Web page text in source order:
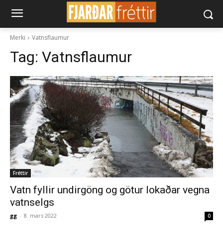
Merki Vatnsflaumur
Tag: Vatnsflaumur
Fréttir
Vatn fyllir undirgöng og götur lokaðar vegna
vatnselgs
gg - 8. mars 2022 0